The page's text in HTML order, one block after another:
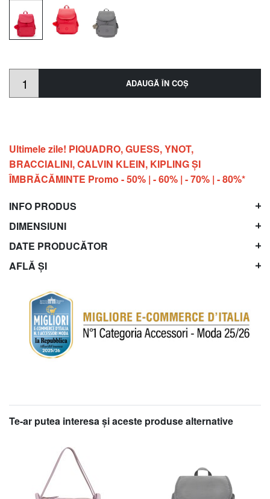
ADAUGĂ ÎN COŞ
Ultimele zile! PIQUADRO, GUESS, YNOT,
BRACCIALINI, CALVIN KLEIN, KIPLING ŞI
ÎMBRĂCĂMINTE Promo - 50% | - 60% | - 70% | - 80%*
INFO PRODUS
DIMENSIUNI
DATE PRODUCĂTOR
AFLĂ ȘI
Te-ar putea interesa şi aceste produse alternative